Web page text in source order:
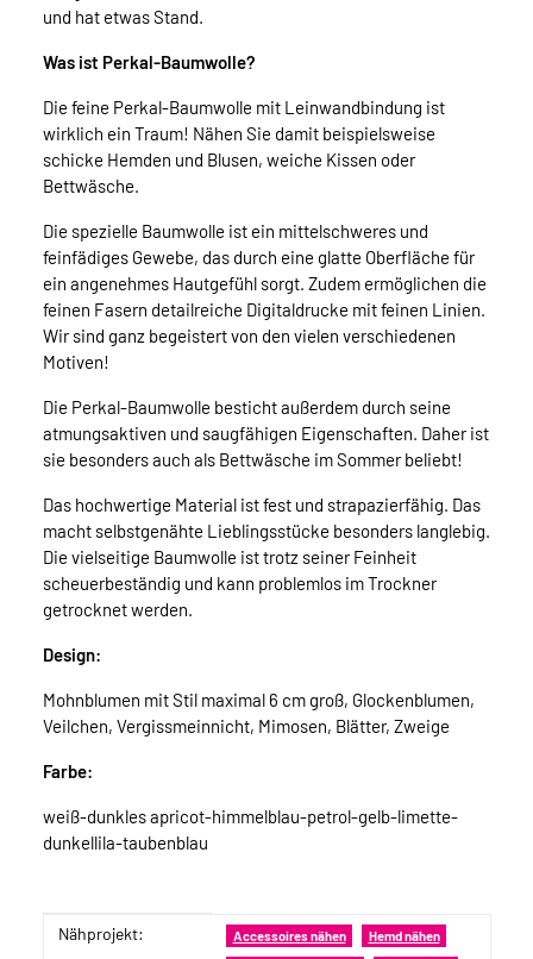
und hat etwas Stand.
Was ist Perkal-Baumwolle?
Die feine Perkal-Baumwolle mit Leinwandbindung ist
wirklich ein Traum! Nähen Sie damit beispielsweise
schicke Hemden und Blusen, weiche Kissen oder
Bettwäsche.
Die spezielle Baumwolle ist ein mittelschweres und
feinfädiges Gewebe, das durch eine glatte Oberfläche für
ein angenehmes Hautgefühl sorgt. Zudem ermöglichen die
feinen Fasern detailreiche Digitaldrucke mit feinen Linien.
Wir sind ganz begeistert von den vielen verschiedenen
Motiven!
Die Perkal-Baumwolle besticht außerdem durch seine
atmungsaktiven und saugfähigen Eigenschaften. Daher ist
sie besonders auch als Bettwäsche im Sommer beliebt!
Das hochwertige Material ist fest und strapazierfähig. Das
macht selbstgenähte Lieblingsstücke besonders langlebig.
Die vielseitige Baumwolle ist trotz seiner Feinheit
scheuerbeständig und kann problemlos im Trockner
getrocknet werden.
Design:
Mohnblumen mit Stil maximal 6 cm groß, Glockenblumen,
Veilchen, Vergissmeinnicht, Mimosen, Blätter, Zweige
Farbe:
weiß-dunkles apricot-himmelblau-petrol-gelb-limette-
dunkellila-taubenblau
Produkteigenschaft
Wert
Nähprojekt: Accessoires nähen Hemd nähen